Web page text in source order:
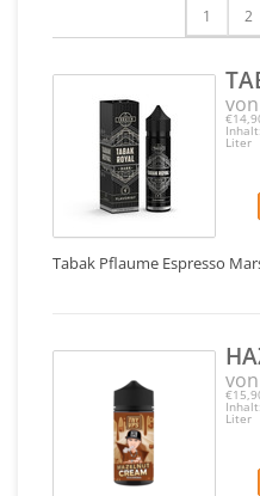
1 2
Liter
Tabak Pflaume Espresso
von
Liter